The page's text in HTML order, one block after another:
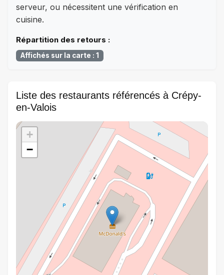
serveur, ou nécessitent une vérification en
cuisine.
Répartition des retours :
Affichés sur la carte : 1
Liste des restaurants référencés à Crépy-
en-Valois
+
−